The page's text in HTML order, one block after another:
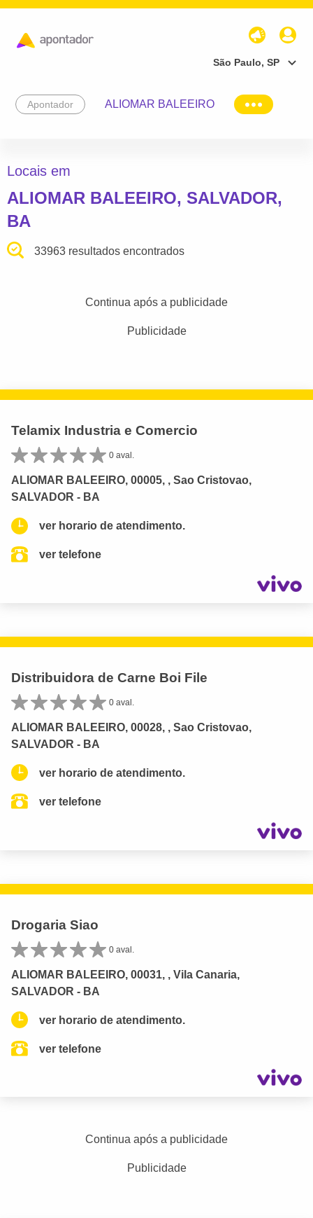
São Paulo, SP
Apontador ALIOMAR BALEEIRO
Locais em
ALIOMAR BALEEIRO, SALVADOR,
BA
33963 resultados encontrados
Continua após a publicidade
Publicidade
Telamix Industria e Comercio
0 aval.
ALIOMAR BALEEIRO, 00005, , Sao Cristovao,
SALVADOR - BA
ver horario de atendimento.
ver telefone
Distribuidora de Carne Boi File
0 aval.
ALIOMAR BALEEIRO, 00028, , Sao Cristovao,
SALVADOR - BA
ver horario de atendimento.
ver telefone
Drogaria Siao
0 aval.
ALIOMAR BALEEIRO, 00031, , Vila Canaria,
SALVADOR - BA
ver horario de atendimento.
ver telefone
Continua após a publicidade
Publicidade